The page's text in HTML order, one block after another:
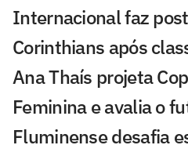
Internacional faz
Corinthians após
Ana Thaís projeta
Feminina e avalia o
Fluminense desafia